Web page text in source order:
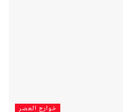
خوارج العصر